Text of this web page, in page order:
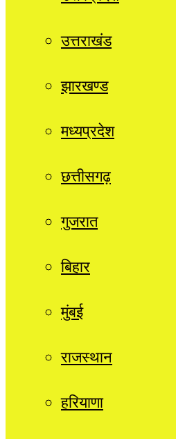
उत्तराखंड
झारखण्ड
मध्यप्रदेश
छत्तीसगढ़
गुजरात
बिहार
मुंबई
राजस्थान
हरियाणा